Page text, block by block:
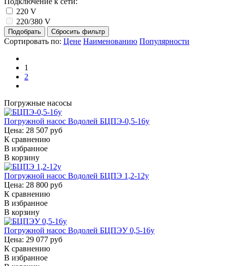
220 V
220/380 V
Сортировать по: Цене Наименованию Популярности
1
2
Погружные насосы
Погружной насос Водолей БЦПЭ-0,5-16у
Цена: 28 507 руб
К сравнению
В избранное
В корзину
Погружной насос Водолей БЦПЭ 1,2-12у
Цена: 28 800 руб
К сравнению
В избранное
В корзину
Погружной насос Водолей БЦПЭУ 0,5-16у
Цена: 29 077 руб
К сравнению
В избранное